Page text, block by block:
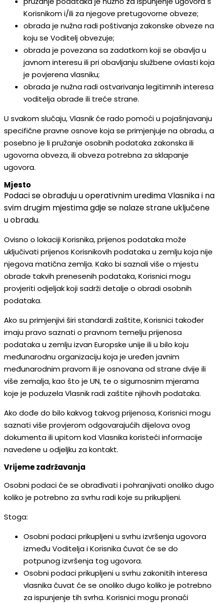
Korisnikom i/ili za njegove pretugovorne obveze;
obrada je nužna radi poštivanja zakonske obveze na
koju se Voditelj obvezuje;
obrada je povezana sa zadatkom koji se obavlja u
javnom interesu ili pri obavljanju službene ovlasti koja
je povjerena vlasniku;
obrada je nužna radi ostvarivanja legitimnih interesa
voditelja obrade ili treće strane.
U svakom slučaju, Vlasnik će rado pomoći u pojašnjavanju
specifične pravne osnove koja se primjenjuje na obradu, a
posebno je li pružanje osobnih podataka zakonska ili
ugovorna obveza, ili obveza potrebna za sklapanje
ugovora.
Mjesto
Podaci se obrađuju u operativnim uredima Vlasnika i na
svim drugim mjestima gdje se nalaze strane uključene
u obradu.
Ovisno o lokaciji Korisnika, prijenos podataka može
uključivati prijenos Korisnikovih podataka u zemlju koja nije
njegova matična zemlja. Kako bi saznali više o mjestu
obrade takvih prenesenih podataka, Korisnici mogu
provjeriti odjeljak koji sadrži detalje o obradi osobnih
podataka.
Ako su primjenjivi širi standardi zaštite, Korisnici također
imaju pravo saznati o pravnom temelju prijenosa
podataka u zemlju izvan Europske unije ili u bilo koju
međunarodnu organizaciju koja je uređen javnim
međunarodnim pravom ili je osnovana od strane dvije ili
više zemalja, kao što je UN, te o sigurnosnim mjerama
koje je poduzela Vlasnik radi zaštite njihovih podataka.
Ako dođe do bilo kakvog takvog prijenosa, Korisnici mogu
saznati više provjerom odgovarajućih dijelova ovog
dokumenta ili upitom kod Vlasnika koristeći informacije
navedene u odjeljku za kontakt.
Vrijeme zadržavanja
Osobni podaci će se obrađivati i pohranjivati onoliko dugo
koliko je potrebno za svrhu radi koje su prikupljeni.
Stoga:
Osobni podaci prikupljeni u svrhu izvršenja ugovora
između Voditelja i Korisnika čuvat će se do
potpunog izvršenja tog ugovora.
Osobni podaci prikupljeni u svrhu zakonitih interesa
vlasnika čuvat će se onoliko dugo koliko je potrebno
za ispunjenje tih svrha. Korisnici mogu pronaći